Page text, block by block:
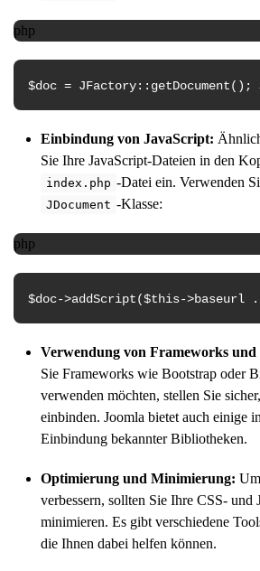
php
$doc = JFactory:: getDocument();
Einbindung von JavaScript:
Sie Ihre JavaScript-Dateien in den
index.php -Datei ein. Verwenden
JDocument -Klasse:
php
$doc->addScript($this->baseurl .
Verwendung von Frameworks
Sie Frameworks wie Bootstrap oder
verwenden möchten, stellen Sie
einbinden. Joomla bietet auch einige
Einbindung bekannter Bibliotheken.
Optimierung und Minimierung:
verbessern, sollten Sie Ihre CSS- und
minimieren. Es gibt verschiedene
die Ihnen dabei helfen können.